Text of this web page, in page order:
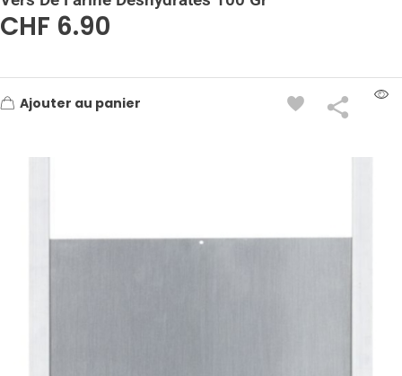
CHF 6.90
Ajouter au panier